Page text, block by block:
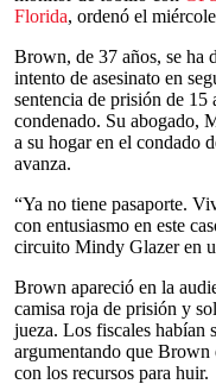
Florida, ordenó el
Brown, de 37 años, se ha
intento de asesinato en
sentencia de prisión de 15
condenado. Su abogado,
a su hogar en el condado
avanza.
“Ya no tiene pasaporte.
con entusiasmo en este
circuito Mindy Glazer en
Brown apareció en la
camisa roja de prisión y
jueza. Los fiscales habían
argumentando que Brown
con los recursos para huir.